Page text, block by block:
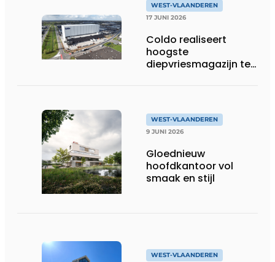
WEST-VLAANDEREN
17 JUNI 2026
Coldo realiseert
hoogste
diepvriesmagazijn ter
technische innovatie
en schaalgrootte
WEST-VLAANDEREN
9 JUNI 2026
Gloednieuw
hoofdkantoor vol
smaak en stijl
WEST-VLAANDEREN